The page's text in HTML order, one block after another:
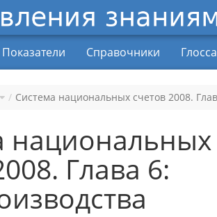
Показатели Справочники
Система национальных счетов 2008.
национальных
Глава 6: